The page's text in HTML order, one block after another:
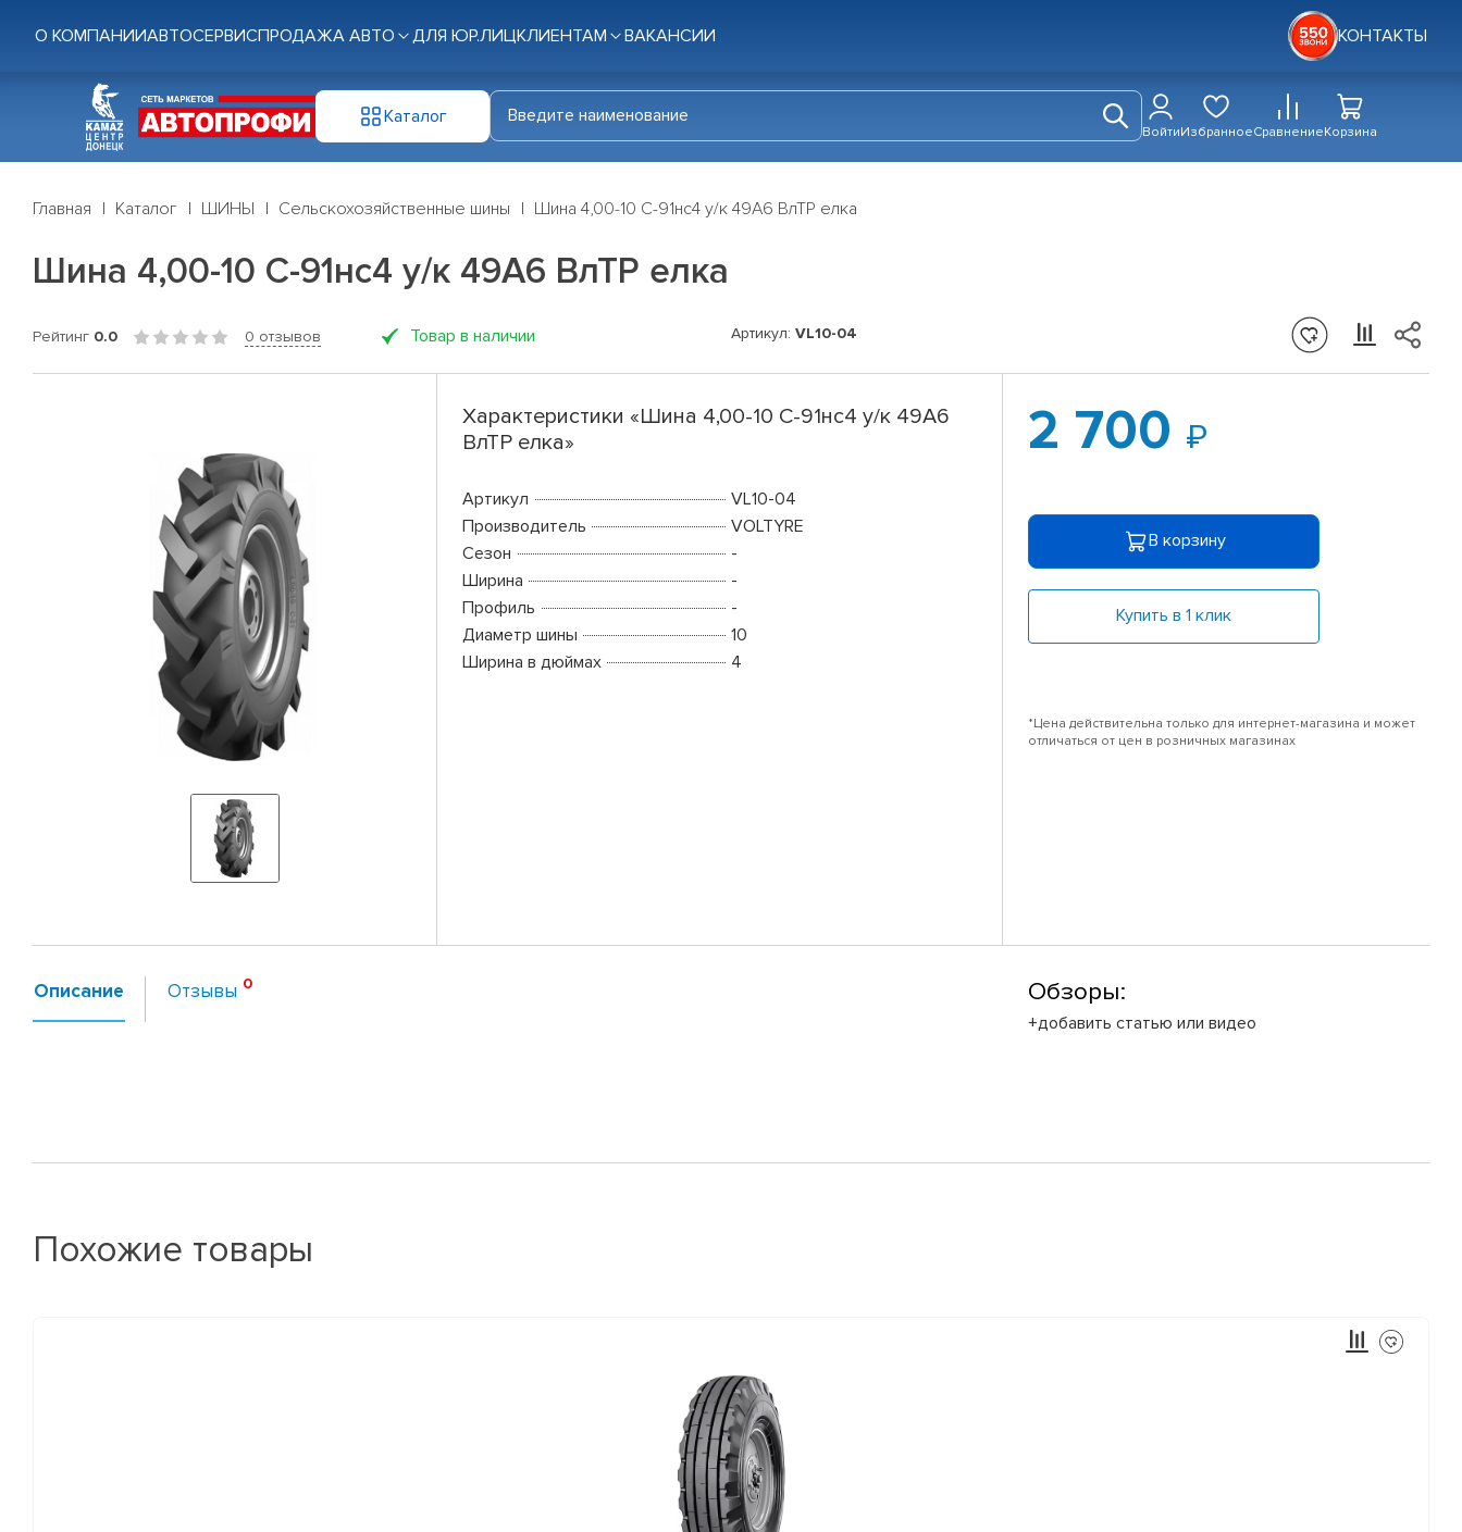
О КОМПАНИИАВТОСЕРВИСПРОДАЖА АВТО ДЛЯ ЮР.ЛИЦКЛИЕНТАМ ВАКАНСИИ КОНТАКТЫ
Каталог
ВойтиИзбранноеСравнениеКорзина
Главная Каталог ШИНЫ Сельскохозяйственные шины Шина 4,00-10 С-91нс4 у/к 49A6 ВлТР елка
Шина 4,00-10 С-91нс4 у/к 49A6 ВлТР елка
Рейтинг 0.0 0 отзывов Товар в наличии Артикул: VL10-04
Характеристики «Шина 4,00-10 С-91нс4 у/к 49A6
ВлТР елка»
Артикул
VL10-04
Производитель
VOLTYRE
Сезон
-
Ширина
-
Профиль
-
Диаметр шины
10
Ширина в дюймах
4
2 700
В корзину
Купить в 1 клик
*Цена действительна только для интернет-магазина и может
отличаться от цен в розничных магазинах
Описание Отзывы Обзоры:
+добавить статью или видео
Похожие товары